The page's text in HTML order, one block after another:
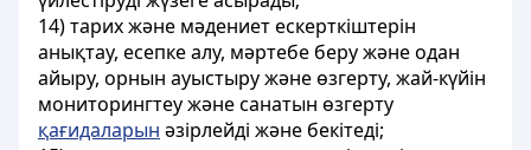
14) тарих және мәдениет ескерткіштерін
анықтау, есепке алу, мәртебе беру және одан
айыру, орнын ауыстыру және өзгерту, жай-күйін
мониторингтеу және санатын өзгерту
қағидаларын әзірлейді және бекітеді;